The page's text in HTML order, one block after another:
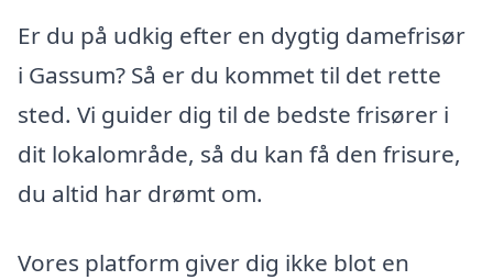
Er du på udkig efter en dygtig damefrisør
i Gassum? Så er du kommet til det rette
sted. Vi guider dig til de bedste frisører i
dit lokalområde, så du kan få den frisure,
du altid har drømt om.
Vores platform giver dig ikke blot en